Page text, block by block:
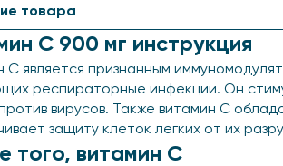
товара
C 900 мг инструкция
С является признанным
респираторные инфекции. Он
вирусов. Также витамин С
защиту клеток легких от их
того, витамин С